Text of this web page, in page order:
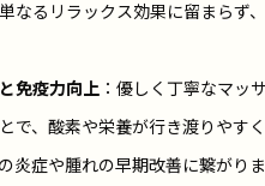
なるリラックス効果に留まらず
免疫力向上 ：優しく丁寧なマッ
で、酸素や栄養が行き渡りやす
炎症や腫れの早期改善に繋がりま